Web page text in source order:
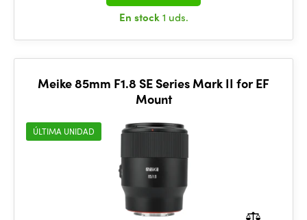
En stock1 uds.
Meike 85mm F1.8 SE Series Mark II for EF
Mount
ÚLTIMA UNIDAD